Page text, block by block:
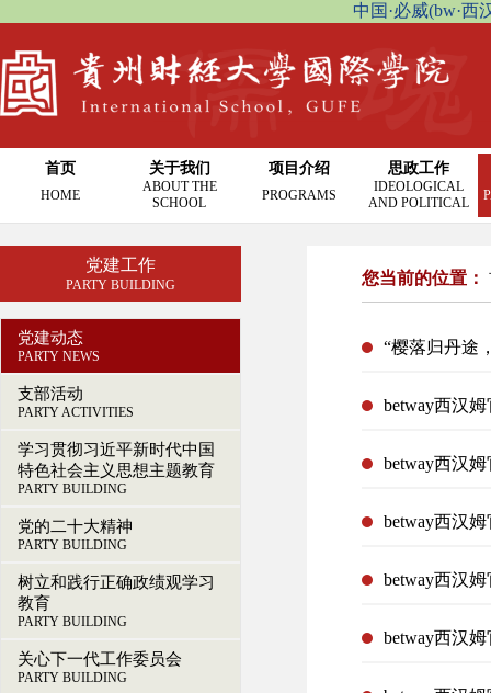
中国·必威(bw·西
首页
HOME
关于我们
ABOUT THE
SCHOOL
项目介绍
PROGRAMS
思政工作
IDEOLOGICAL
AND POLITICAL
党建工作
PARTY BUILDING
党建动态
PARTY NEWS
支部活动
PARTY ACTIVITIES
学习贯彻习近平新时代中国
特色社会主义思想主题教育
PARTY BUILDING
党的二十大精神
PARTY BUILDING
树立和践行正确政绩观学习
教育
PARTY BUILDING
关心下一代工作委员会
PARTY BUILDING
您当前的位置：
“樱落归丹途
betway西汉
betway西汉
betway西汉
betway西汉
betway西汉